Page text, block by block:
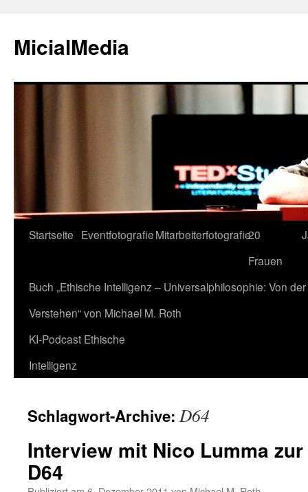
MicialMedia
Zum
springen
Startseite EventfotografieMitarbeiterfotografie20
Frauen
Buch „Ethische Intelligenz – Universalphilosophie: Von
Verstehen“ von Michael M. Roth
KI-Podcast Ethische
Intelligenz
Schlagwort-Archive: D64
Interview mit Nico Lumma
D64